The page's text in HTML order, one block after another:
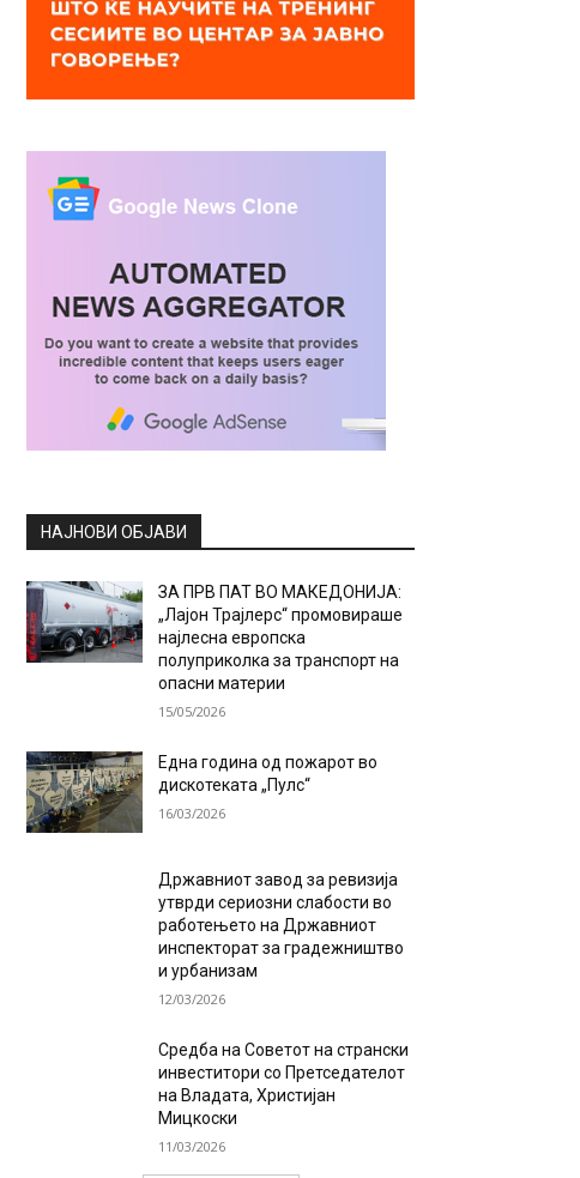
НАЈНОВИ ОБЈАВИ
ЗА ПРВ ПАТ ВО МАКЕДОНИЈА:
„Лајон Трајлерс“ промовираше
најлесна европска
полуприколка за транспорт на
опасни материи
15/05/2026
Една година од пожарот во
дискотеката „Пулс“
16/03/2026
Државниот завод за ревизија
утврди сериозни слабости во
работењето на Државниот
инспекторат за градежништво
и урбанизам
12/03/2026
Средба на Советот на странски
инвеститори со Претседателот
на Владата, Христијан
Мицкоски
11/03/2026